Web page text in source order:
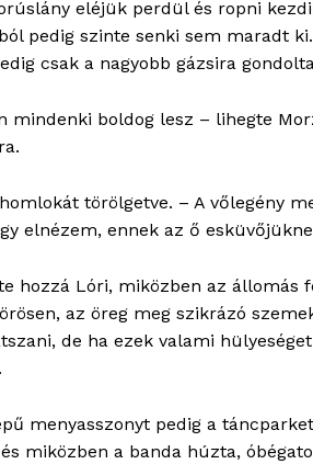
eléjük perdül és ropni
pedig szinte senki sem maradt
csak a nagyobb gázsira
mindenki boldog lesz – lihegte
törölgetve. – A vőlegény
elnézem, ennek az ő
hozzá Lóri, miközben az állomás
az öreg meg szikrázó
de ha ezek valami
menyasszonyt pedig a
miközben a banda húzta,